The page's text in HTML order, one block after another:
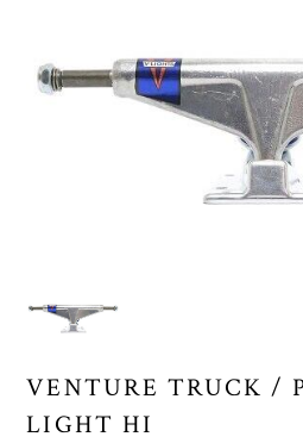
VENTURE TRUCK /
LIGHT HI